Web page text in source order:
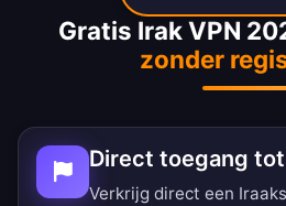
Gratis Irak VPN
zonder
Direct toegang tot
Verkrijg direct een